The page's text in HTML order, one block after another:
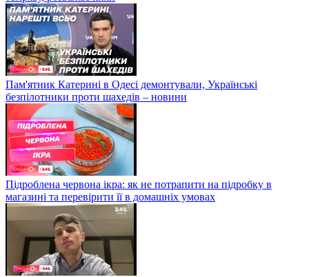
Пам'ятник Катерині в Одесі демонтували, Українські
безпілотники проти шахедів – новини
Підроблена червона ікра: як не потрапити на підробку в
магазині та перевірити її в домашніх умовах